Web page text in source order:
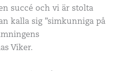
succé och vi är stolta
kalla sig ”simkunniga på
Viker.